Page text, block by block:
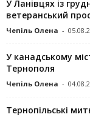
У Ланівцях із
ветеранський
Чепіль Олена -
У канадському
Тернополя
Чепіль Олена -
Тернопільські